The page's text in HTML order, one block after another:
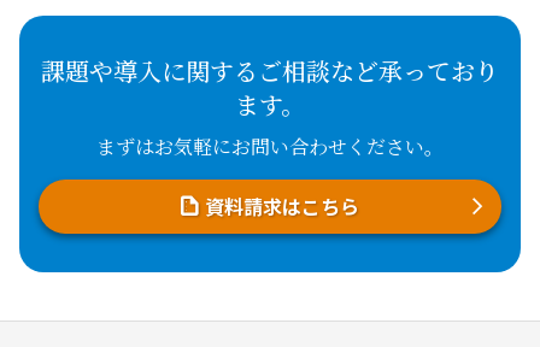
課題や導入に関するご相談など承っており
ます。
まずはお気軽にお問い合わせください。
資料請求はこちら